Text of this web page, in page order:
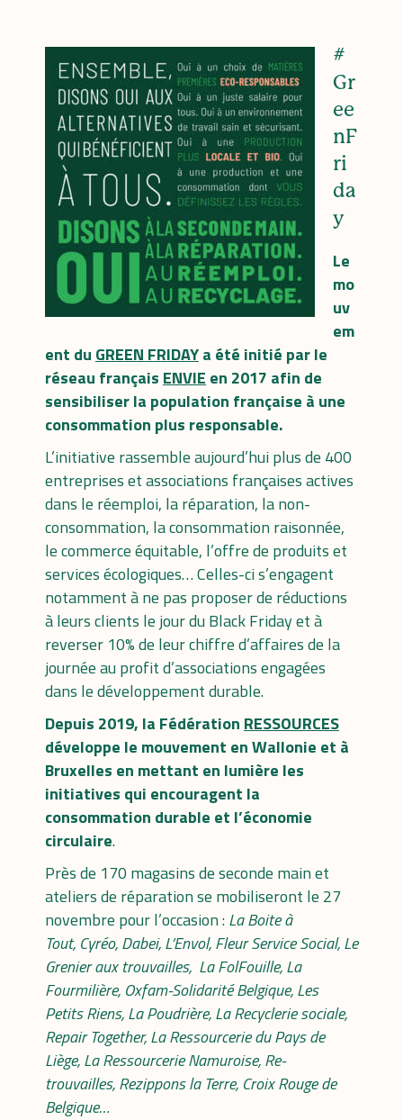
#
Gr
ee
nF
ri
da
y
Le
mo
uv
em
ent du GREEN FRIDAYa été initié par le
réseau français ENVIE en 2017 afin de
sensibiliser la population française à une
consommation plus responsable.
L’initiative rassemble aujourd’hui plus de 400
entreprises et associations françaises actives
dans le réemploi, la réparation, la non-
consommation, la consommation raisonnée,
le commerce équitable, l’offre de produits et
services écologiques… Celles-ci s’engagent
notamment à ne pas proposer de réductions
à leurs clients le jour du Black Friday et à
reverser 10% de leur chiffre d’affaires de la
journée au profit d’associations engagées
dans le développement durable.
Depuis 2019, la Fédération RESSOURCES
développe le mouvement en Wallonie et à
Bruxelles en mettant en lumière les
initiatives qui encouragent la
consommation durable et l’économie
circulaire.
Près de 170 magasins de seconde main et
ateliers de réparation se mobiliseront le 27
novembre pour l’occasion :La Boite à
Tout, Cyréo,Dabei,L’Envol,Fleur Service Social,Le
Grenier aux trouvailles, La FolFouille,La
Fourmilière, Oxfam-Solidarité Belgique,Les
Petits Riens,La Poudrière,La Recyclerie sociale,
Repair Together,La Ressourcerie du Pays de
Liège,La Ressourcerie Namuroise,Re-
trouvailles,Rezippons la Terre, Croix Rouge de
Belgique…